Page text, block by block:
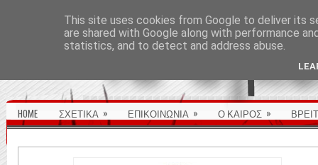
HOME ΣΧΕΤΙΚΑ » ΕΠΙΚΟΙΝΩΝΙΑ » Ο ΚΑΙΡΟΣ »
This site uses cookies from Google to deliver its
are shared with Google along with performance
statistics, and to detect and address abuse.